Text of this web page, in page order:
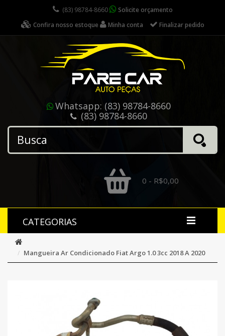
(83) 98784-8660
Solicite orçamento
Confira nosso estoque
Minha conta Finalizar pedido
Whatsapp: (83) 98784-8660
(83) 98784-8660
0 - R$0,00
CATEGORIAS
Mangueira Ar Condicionado Fiat Argo 1.0 3cc 2018 A 2020